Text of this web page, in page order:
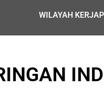
WILAYAH KERJA